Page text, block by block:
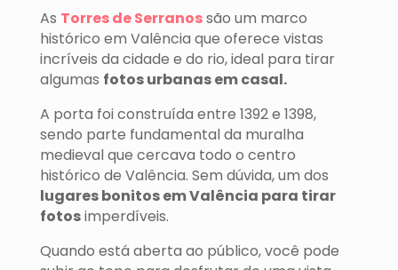
As Torres de Serranossão um marco
histórico em Valência que oferece vistas
incríveis da cidade e do rio, ideal para tirar
algumas fotos urbanas em casal.
A porta foi construída entre 1392 e 1398,
sendo parte fundamental da muralha
medieval que cercava todo o centro
histórico de Valência. Sem dúvida, um dos
lugares bonitos em Valência para tirar
fotosimperdíveis.
Quando está aberta ao público, você pode